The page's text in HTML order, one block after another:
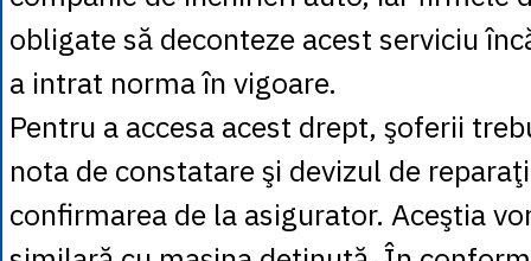
obligate să deconteze acest serviciu
a intrat norma în vigoare.
Pentru a accesa acest drept, şoferii
nota de constatare şi devizul de
confirmarea de la asigurator. Aceştia